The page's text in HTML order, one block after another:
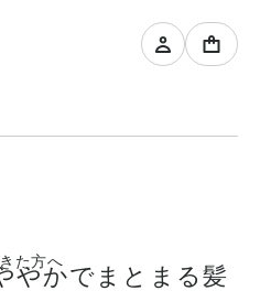
た方へ
やかでまとまる髪